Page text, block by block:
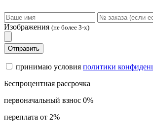
Изображения (не более 3-х)
Отправить
принимаю условия политики
Беспроцентная рассрочка
первоначальный взнос 0%
переплата от 2%